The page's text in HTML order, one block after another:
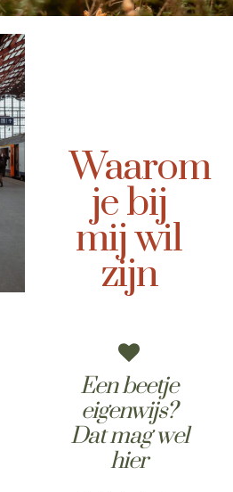
Waarom
je bij
mij wil
zijn
Een beetje
eigenwijs?
Dat mag wel
hier